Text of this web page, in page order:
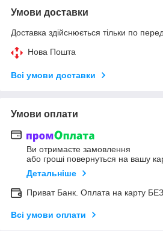
Умови доставки
Доставка здійснюється тільки по
Нова Пошта
Всі умови доставки
Умови оплати
Ви отримаєте замовлення
або гроші повернуться на вашу
Детальніше
Приват Банк. Оплата на карту
Всі умови оплати